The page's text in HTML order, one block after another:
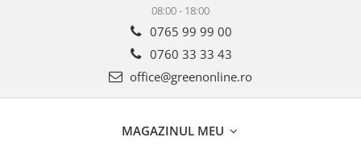
08:00 - 18:00
0765 99 99 00
0760 33 33 43
office@greenonline.ro
MAGAZINUL MEU